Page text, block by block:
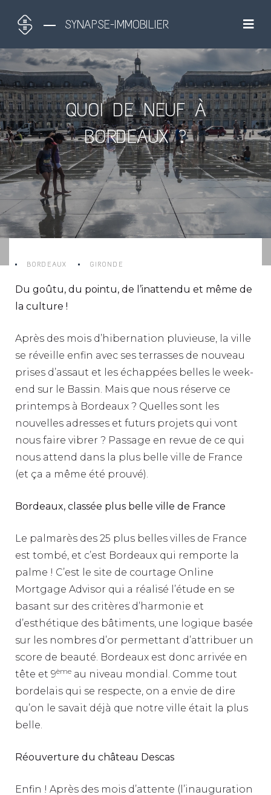
SYNAPSE-IMMOBILIER
QUOI DE NEUF À
BORDEAUX ?
BORDEAUX GIRONDE
Du goûtu, du pointu, de l’inattendu et même de
la culture !
Après des mois d’hibernation pluvieuse, la ville
se réveille enfin avec ses terrasses de nouveau
prises d’assaut et les échappées belles le week-
end sur le Bassin. Mais que nous réserve ce
printemps à Bordeaux ? Quelles sont les
nouvelles adresses et futurs projets qui vont
nous faire vibrer ? Passage en revue de ce qui
nous attend dans la plus belle ville de France
(et ça a même été prouvé).
Bordeaux, classée plus belle ville de France
Le palmarès des 25 plus belles villes de France
est tombé, et c’est Bordeaux qui remporte la
palme ! C’est le site de courtage Online
Mortgage Advisor qui a réalisé l’étude en se
basant sur des critères d’harmonie et
d’esthétique des bâtiments, une logique basée
sur les nombres d’or permettant d’attribuer un
score de beauté. Bordeaux est donc arrivée en
tête et 9ème au niveau mondial. Comme tout
bordelais qui se respecte, on a envie de dire
qu’on le savait déjà que notre ville était la plus
belle.
Réouverture du château Descas
Enfin ! Après des mois d’attente (l’inauguration